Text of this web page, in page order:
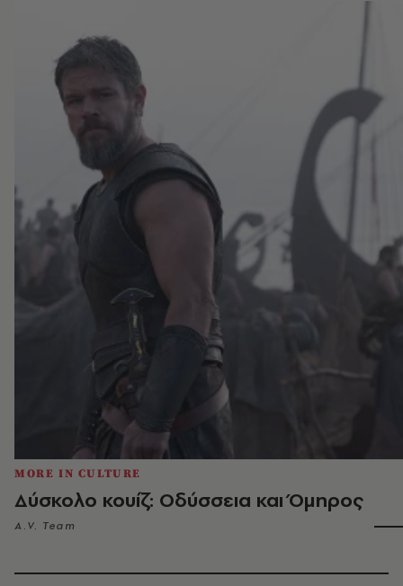
MORE IN CULTURE
Δύσκολο κουίζ: Οδύσσεια και Όμηρος
A.V. Team